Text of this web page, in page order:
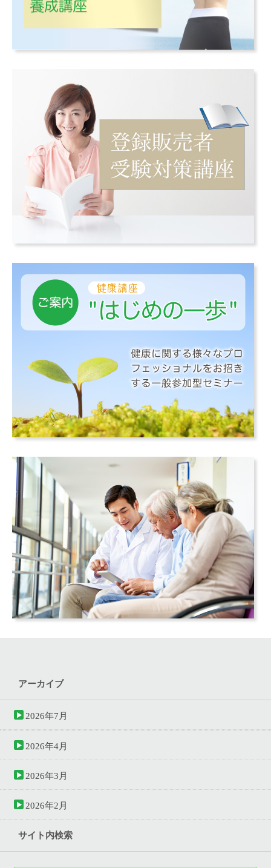
アーカイブ
2026年7月
2026年4月
2026年3月
2026年2月
サイト内検索